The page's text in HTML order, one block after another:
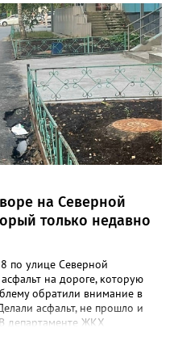
на Северной
только недавно
по улице Северной
на дороге, которую
обратили внимание в
асфальт, не прошло и
департаменте ЖКХ